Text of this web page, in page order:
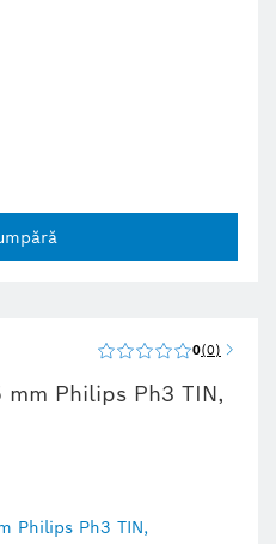
0 0
Philips Ph3 TIN,